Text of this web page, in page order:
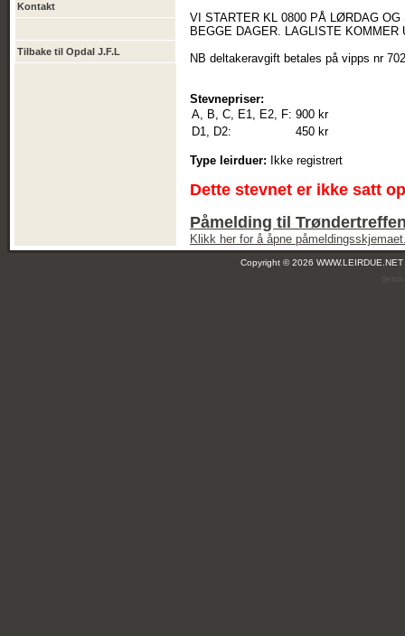
Kontakt
Tilbake til Opdal J.F.L
VI STARTER KL 0800 PÅ LØRDAG
BEGGE DAGER. LAGLISTE
NB deltakeravgift betales på vipps nr
Stevnepriser:
A, B, C, E1, E2, F: 900 kr
D1, D2:
450 kr
Type leirduer: Ikke registrert
Dette stevnet er ikke satt
Påmelding til
Klikk her for å åpne
Copyright © 2026